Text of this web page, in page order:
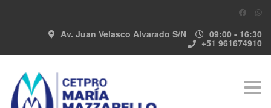
09:00 - 16:30
Av. Juan Velasco Alvarado S/N
+51 961674910